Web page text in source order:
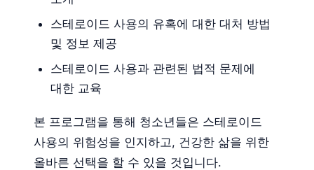
스테로이드 사용의 유혹에 대한 대처 방법
및 정보 제공
스테로이드 사용과 관련된 법적 문제에
대한 교육
본 프로그램을 통해 청소년들은 스테로이드
사용의 위험성을 인지하고, 건강한 삶을 위한
올바른 선택을 할 수 있을 것입니다.